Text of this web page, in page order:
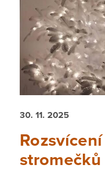
30. 11. 2025
stromečků